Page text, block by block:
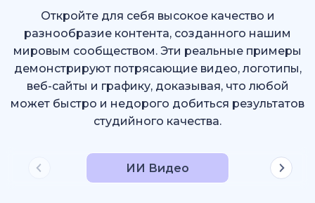
Откройте для себя высокое качество и
разнообразие контента, созданного нашим
мировым сообществом. Эти реальные примеры
демонстрируют потрясающие видео, логотипы,
веб-сайты и графику, доказывая, что любой
может быстро и недорого добиться результатов
студийного качества.
ИИ Видео